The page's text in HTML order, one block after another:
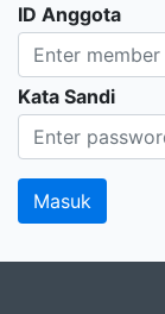
ID Anggota
Kata Sandi